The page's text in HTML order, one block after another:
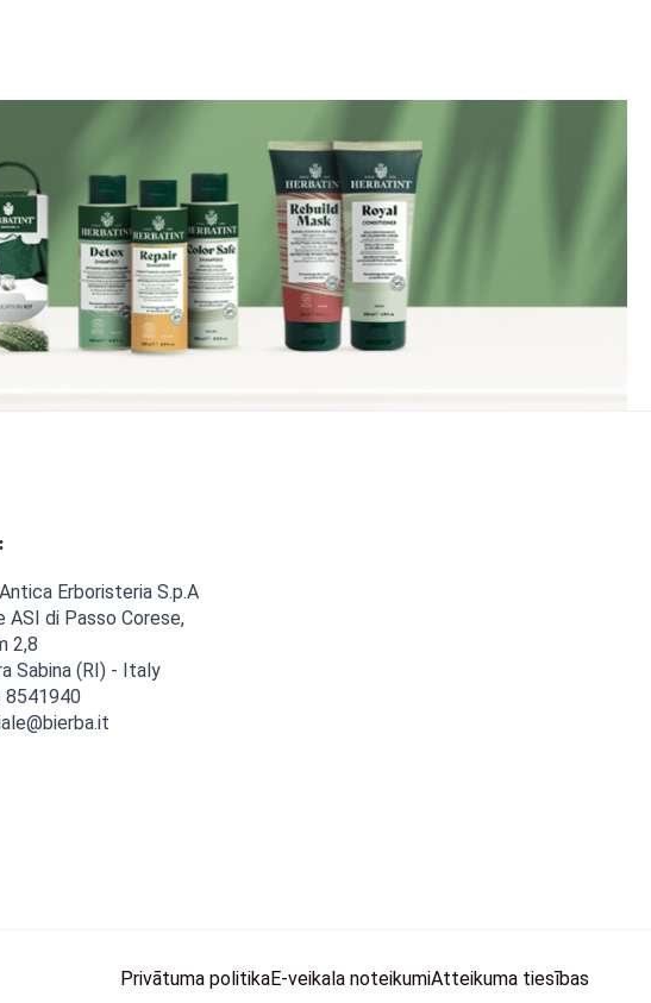
Erboristeria S.p.A
ASI di Passo Corese,
2,8
Sabina (RI) - Italy
8541940
Privātuma politikaE-veikala noteikumiAtteikuma tiesības